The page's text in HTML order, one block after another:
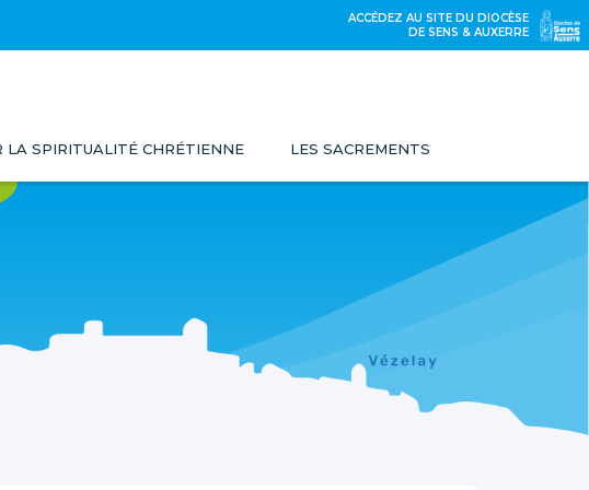
ACCÉDEZ AU SITE DU DIOCÈSE
DE SENS & AUXERRE
LA SPIRITUALITÉ CHRÉTIENNE LES SACREMENTS